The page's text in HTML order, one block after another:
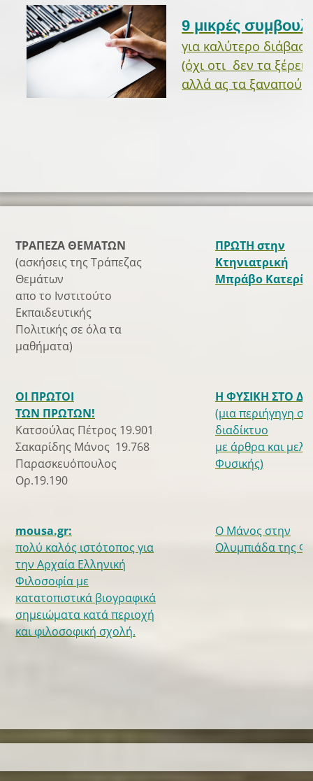
9 μικρές
για καλύτερο
(όχι οτι δεν τα
αλλά ας τα
ΤΡΑΠΕΖΑ ΘΕΜΑΤΩΝ
(ασκήσεις της Τράπεζας
Θεμάτων
απο το Ινστιτούτο
Εκπαιδευτικής
Πολιτικής σε όλα τα
μαθήματα)
ΠΡΩΤΗ στην
Κτηνιατρική
Μπράβο
ΟΙ ΠΡΩΤΟΙ
ΤΩΝ ΠΡΩΤΩΝ!
Κατσούλας Πέτρος 19.901
Σακαρίδης Μάνος 19.768
Παρασκευόπουλος
Ορ.19.190
Η ΦΥΣΙΚΗ ΣΤΟ
(μια περιήγηγη
διαδίκτυο
με άρθρα και
Φυσικής)
mousa.gr:
πολύ καλός ιστότοπος για
την Αρχαία Ελληνική
Φιλοσοφία με
κατατοπιστικά βιογραφικά
σημειώματα κατά περιοχή
και φιλοσοφική σχολή.
Ο Μάνος στην
Ολυμπιάδα της